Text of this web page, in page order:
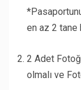
en az 2 tane
2 Adet
olmalı ve